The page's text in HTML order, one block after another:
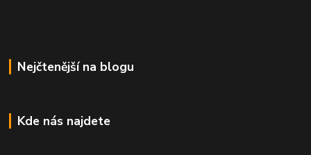
Nejčtenější na blogu
Kde nás najdete